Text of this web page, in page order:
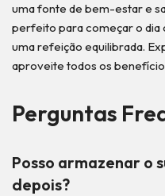
uma fonte de bem-estar e
perfeito para começar o
uma refeição equilibrada.
aproveite todos os
Perguntas
Posso armazenar o
depois?